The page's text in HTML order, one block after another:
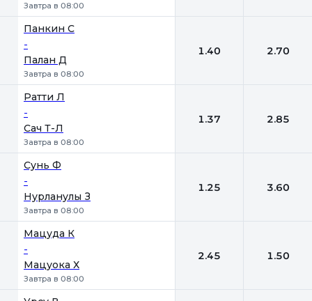
Завтра в 08:00
Панкин С
-
Палан Д
Завтра в 08:00
1.40 2.70
Ратти Л
-
Сач Т-Л
Завтра в 08:00
1.37 2.85
Сунь Ф
-
Нурланулы З
Завтра в 08:00
1.25 3.60
Мацуда К
-
Мацуока Х
Завтра в 08:00
2.45 1.50